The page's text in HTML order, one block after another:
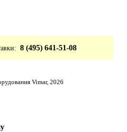
8 (495) 641-51-08
Vimar, 2026